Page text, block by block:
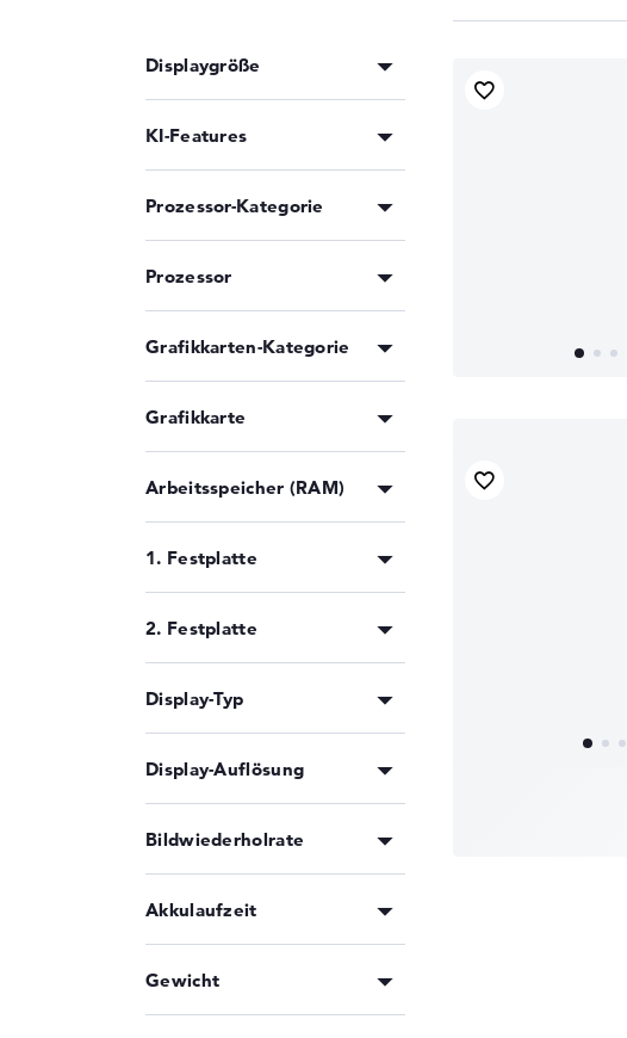
Displaygröße
KI-Features
Prozessor-Kategorie
Prozessor
Grafikkarten-Kategorie
Grafikkarte
Arbeitsspeicher (RAM)
1. Festplatte
2. Festplatte
Display-Typ
Display-Auflösung
Bildwiederholrate
Akkulaufzeit
Gewicht